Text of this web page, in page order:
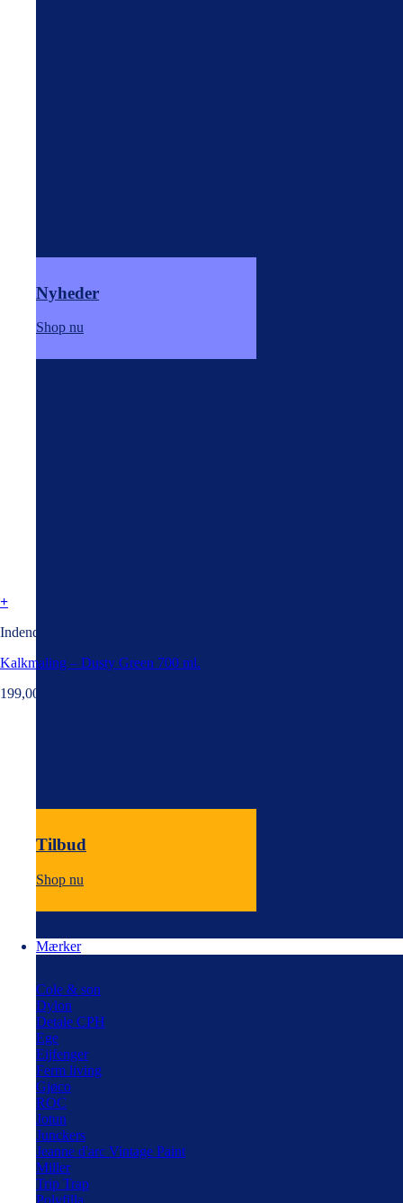
Nyheder
Shop nu
Tilbud
Shop nu
Mærker
Cole & son
Dylon
Detale CPH
Ege
Eijfenger
Ferm living
Gjøco
ROC
Jotun
Junckers
Jeanne d'arc Vintage Paint
Miller
Trip Trap
Polyfilla
+
Indendørs
Kalkmaling – Dusty Green 700 ml.
199,00